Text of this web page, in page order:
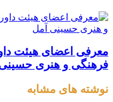
معرفی اعضای هیئت
فرهنگی و هنری
نوشته های مشابه